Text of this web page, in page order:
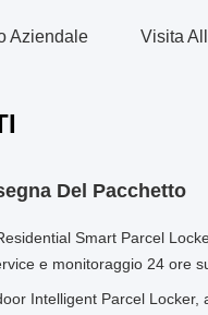
Aziendale Visita
Del Pacchetto
Smart Parcel
e monitoraggio 24 ore
Intelligent Parcel